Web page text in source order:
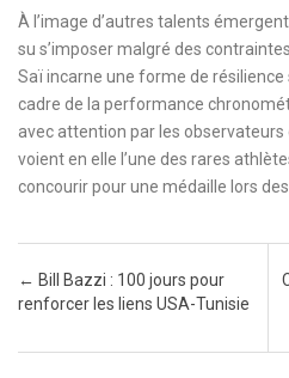
À l’image d’autres talents
su s’imposer malgré des
Saï incarne une forme de résilience
cadre de la performance
avec attention par les observateurs
voient en elle l’une des rares
concourir pour une médaille lors
Post navigation
← Bill Bazzi : 100 jours pour
renforcer les liens USA-Tunisie